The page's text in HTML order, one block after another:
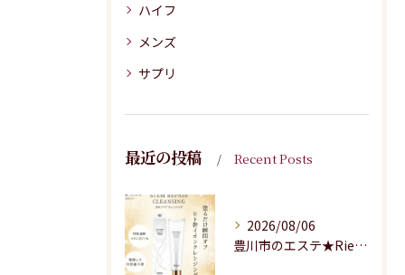
ハイフ
メンズ
サプリ
最近の投稿 Recent Posts
2026/08/06
豊川市のエステ★Riesaの商品紹介★